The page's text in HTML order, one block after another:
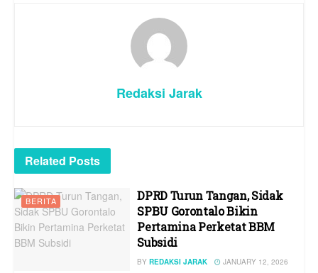
Redaksi Jarak
Related Posts
BERITA
DPRD Turun Tangan, Sidak
SPBU Gorontalo Bikin
Pertamina Perketat BBM
Subsidi
BY REDAKSI JARAK
JANUARY 12, 2026